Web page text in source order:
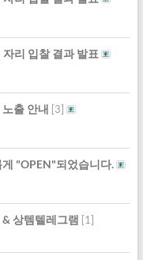
리 입찰 결과 발표
출 안내 [3]
"OPEN"되었습니다.
상템텔레그램 [1]